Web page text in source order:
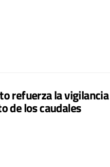
refuerza la vigilancia
de los caudales